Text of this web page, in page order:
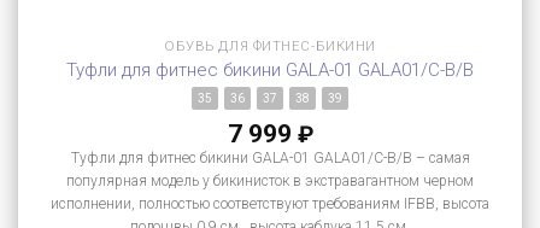
ОБУВЬ ДЛЯ ФИТНЕС-БИКИНИ
Туфли для фитнес бикини GALA-01 GALA01/C-B/B
35 36 37 38 39
7 999 ₽
Туфли для фитнес бикини GALA-01 GALA01/C-B/B – самая
популярная модель у бикинисток в экстравагантном черном
исполнении, полностью соответствуют требованиям IFBB, высота